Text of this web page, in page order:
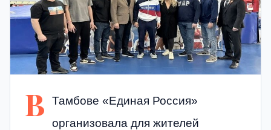
В
Тамбове «Единая Россия»
организовала для жителей